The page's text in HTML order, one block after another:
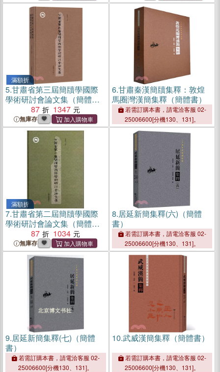
滿額折
5.甘肅省第三屆簡牘學國際
學術研討會論文集（簡體
87 1347
無庫存
6.甘肅秦漢簡牘集釋：敦煌
馬圈灣漢簡集釋（簡體書）
若需訂購本書，請電洽客服 02-
25006600[分機130、131]。
滿額折
7.甘肅省第二屆簡牘學國際
學術研討會論文集（簡體
87 1034
無庫存
8.居延新簡集釋(六)（簡體
書）
若需訂購本書，請電洽客服 02-
25006600[分機130、131]。
9.居延新簡集釋(七)（簡體
書）
若需訂購本書，請電洽客服 02-
25006600[分機130、131]。
10.武威漢簡集釋（簡體書）
若需訂購本書，請電洽客服 02-
25006600[分機130、131]。